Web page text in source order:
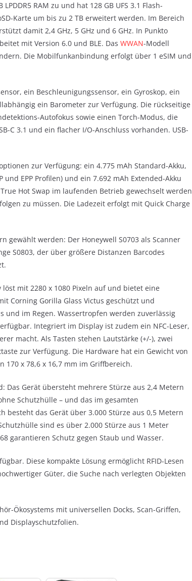
RAM zu und hat 128 GB UFS 3.1 Flash-
Karte um bis zu 2 TB erweitert werden. Im Bereich
damit 2,4 GHz, 5 GHz und 6 GHz. In Punkto
mit Version 6.0 und BLE. Das WWAN-Modell
Die Mobilfunkanbindung erfolgt über 1 eSIM und
ein Beschleunigungssensor, ein Gyroskop, ein
ein Barometer zur Verfügung. Die rückseitige
Autofokus sowie einen Torch-Modus, die
C 3.1 und ein flacher I/O-Anschluss vorhanden. USB-
zur Verfügung: ein 4.775 mAh Standard-Akku,
EPP Profilen) und ein 7.692 mAh Extended-Akku
Hot Swap im laufenden Betrieb gewechselt werden
zu müssen. Die Ladezeit erfolgt mit Quick Charge
gewählt werden: Der Honeywell S0703 als Scanner
S0803, der über größere Distanzen Barcodes
mit 2280 x 1080 Pixeln auf und bietet eine
Corning Gorilla Glass Victus geschützt und
im Regen. Wassertropfen werden zuverlässig
Integriert im Display ist zudem ein NFC-Leser,
macht. Als Tasten stehen Lautstärke (+/-), zwei
zur Verfügung. Die Hardware hat ein Gewicht von
170 x 78,6 x 16,7 mm im Griffbereich.
Das Gerät übersteht mehrere Stürze aus 2,4 Metern
Schutzhülle – und das im gesamten
besteht das Gerät über 3.000 Stürze aus 0,5 Metern
sind es über 2.000 Stürze aus 1 Meter
garantieren Schutz gegen Staub und Wasser.
Diese kompakte Lösung ermöglicht RFID-Lesen
Güter, die Suche nach verlegten Objekten
Ökosystems mit universellen Docks, Scan-Griffen,
Displayschutzfolien.